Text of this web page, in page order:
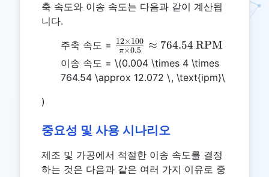
축 속도와 이송 속도는 다음과 같이 계산됩
니다.
주축 속도 = \frac{12
\times 100}
{\pi \times
0.5}
\text{RPM}
π×0.5
12×100 ≈ 764.54 RPM
이송 속도 = \(0.004 \times 4 \times
764.54 \approx 12.072 \, \text{ipm}\
)
중요성 및 사용 시나리오
제조 및 가공에서 적절한 이송 속도를 결정
하는 것은 다음과 같은 여러 가지 이유로 중